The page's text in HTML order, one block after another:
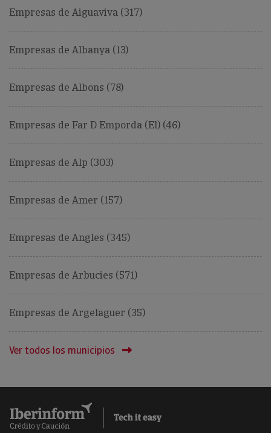
Empresas de Aiguaviva (317)
Empresas de Albanya (13)
Empresas de Albons (78)
Empresas de Far D Emporda (El) (46)
Empresas de Alp (303)
Empresas de Amer (157)
Empresas de Angles (345)
Empresas de Arbucies (571)
Empresas de Argelaguer (35)
Ver todos los municipios